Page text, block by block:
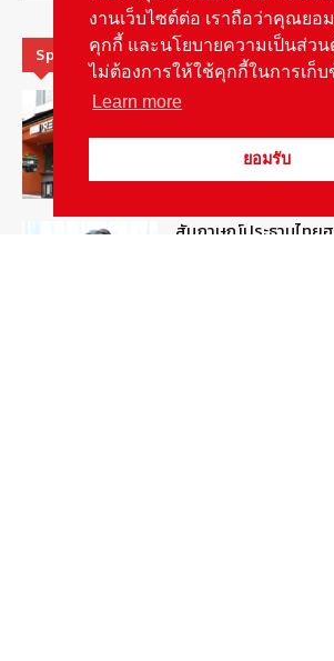
Special Picks
รู้จัก “MG IM
สัมภาษณ์ประธานไทย
งานเว็บไซต์ต่อ เราถือว่าคุณยอ
คุกกี้ และนโยบายความเป็นส่ว
ไม่ต้องการให้ใช้คุกกี้ในการเก็
Learn more
ยอมรับ